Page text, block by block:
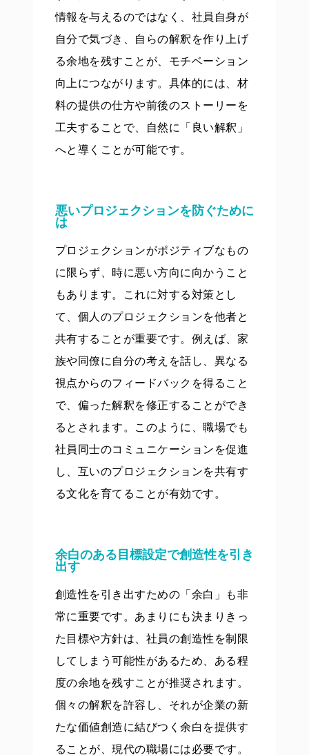
情報を与えるのではなく、社員自身が
自分で気づき、自らの解釈を作り上げ
る余地を残すことが、モチベーション
向上につながります。具体的には、材
料の提供の仕方や前後のストーリーを
工夫することで、自然に「良い解釈」
へと導くことが可能です。
悪いプロジェクションを防ぐために
は
プロジェクションがポジティブなもの
に限らず、時に悪い方向に向かうこと
もあります。これに対する対策とし
て、個人のプロジェクションを他者と
共有することが重要です。例えば、家
族や同僚に自分の考えを話し、異なる
視点からのフィードバックを得ること
で、偏った解釈を修正することができ
るとされます。このように、職場でも
社員同士のコミュニケーションを促進
し、互いのプロジェクションを共有す
る文化を育てることが有効です。
余白のある目標設定で創造性を引き
出す
創造性を引き出すための「余白」も非
常に重要です。あまりにも決まりきっ
た目標や方針は、社員の創造性を制限
してしまう可能性があるため、ある程
度の余地を残すことが推奨されます。
個々の解釈を許容し、それが企業の新
たな価値創造に結びつく余白を提供す
ることが、現代の職場には必要です。